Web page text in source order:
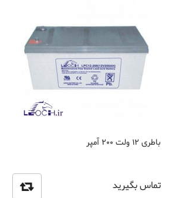
باطری 12 ولت 200 آمپر
تماس بگیرید